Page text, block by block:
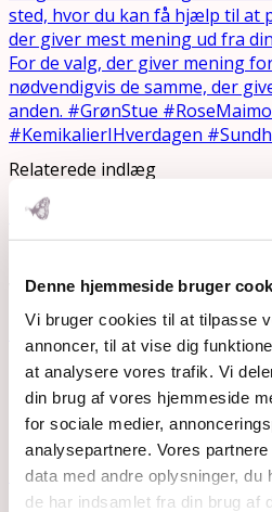
Denne hjemmeside bruger
Vi bruger cookies til at tilpasse
annoncer, til at vise dig
at analysere vores trafik. Vi
din brug af vores hjemmeside
for sociale medier,
analysepartnere. Vores
data med andre oplysninger, du
de har indsamlet fra din brug af
Relaterede indlæg
Update fra flyttekassen
vores nye hus.…
Onsdags-urten: Peberrod
Inspireret af gårsdagens
langhårede Pariserbøf må vi
peberrod i…
Fredagsbrevkassen uge 39 –